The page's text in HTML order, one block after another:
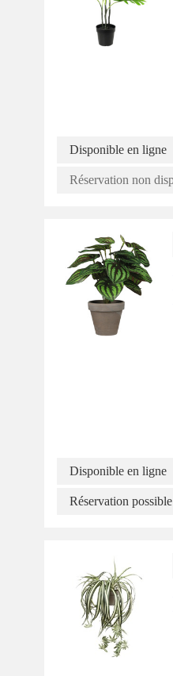
Disponible en ligne
Réservation non
Disponible en ligne
Réservation possible